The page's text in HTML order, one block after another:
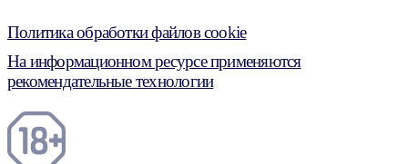
Политика обработки файлов cookie
На информационном ресурсе применяются
рекомендательные технологии